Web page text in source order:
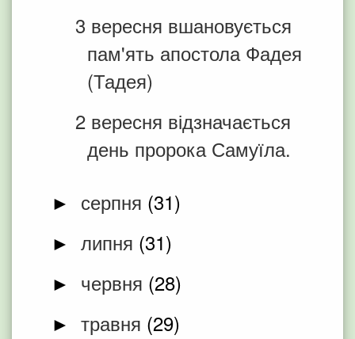
3 вересня вшановується
пам'ять апостола Фадея
(Тадея)
2 вересня відзначається
день пророка Самуїла.
► серпня (31)
► липня (31)
► червня (28)
► травня (29)